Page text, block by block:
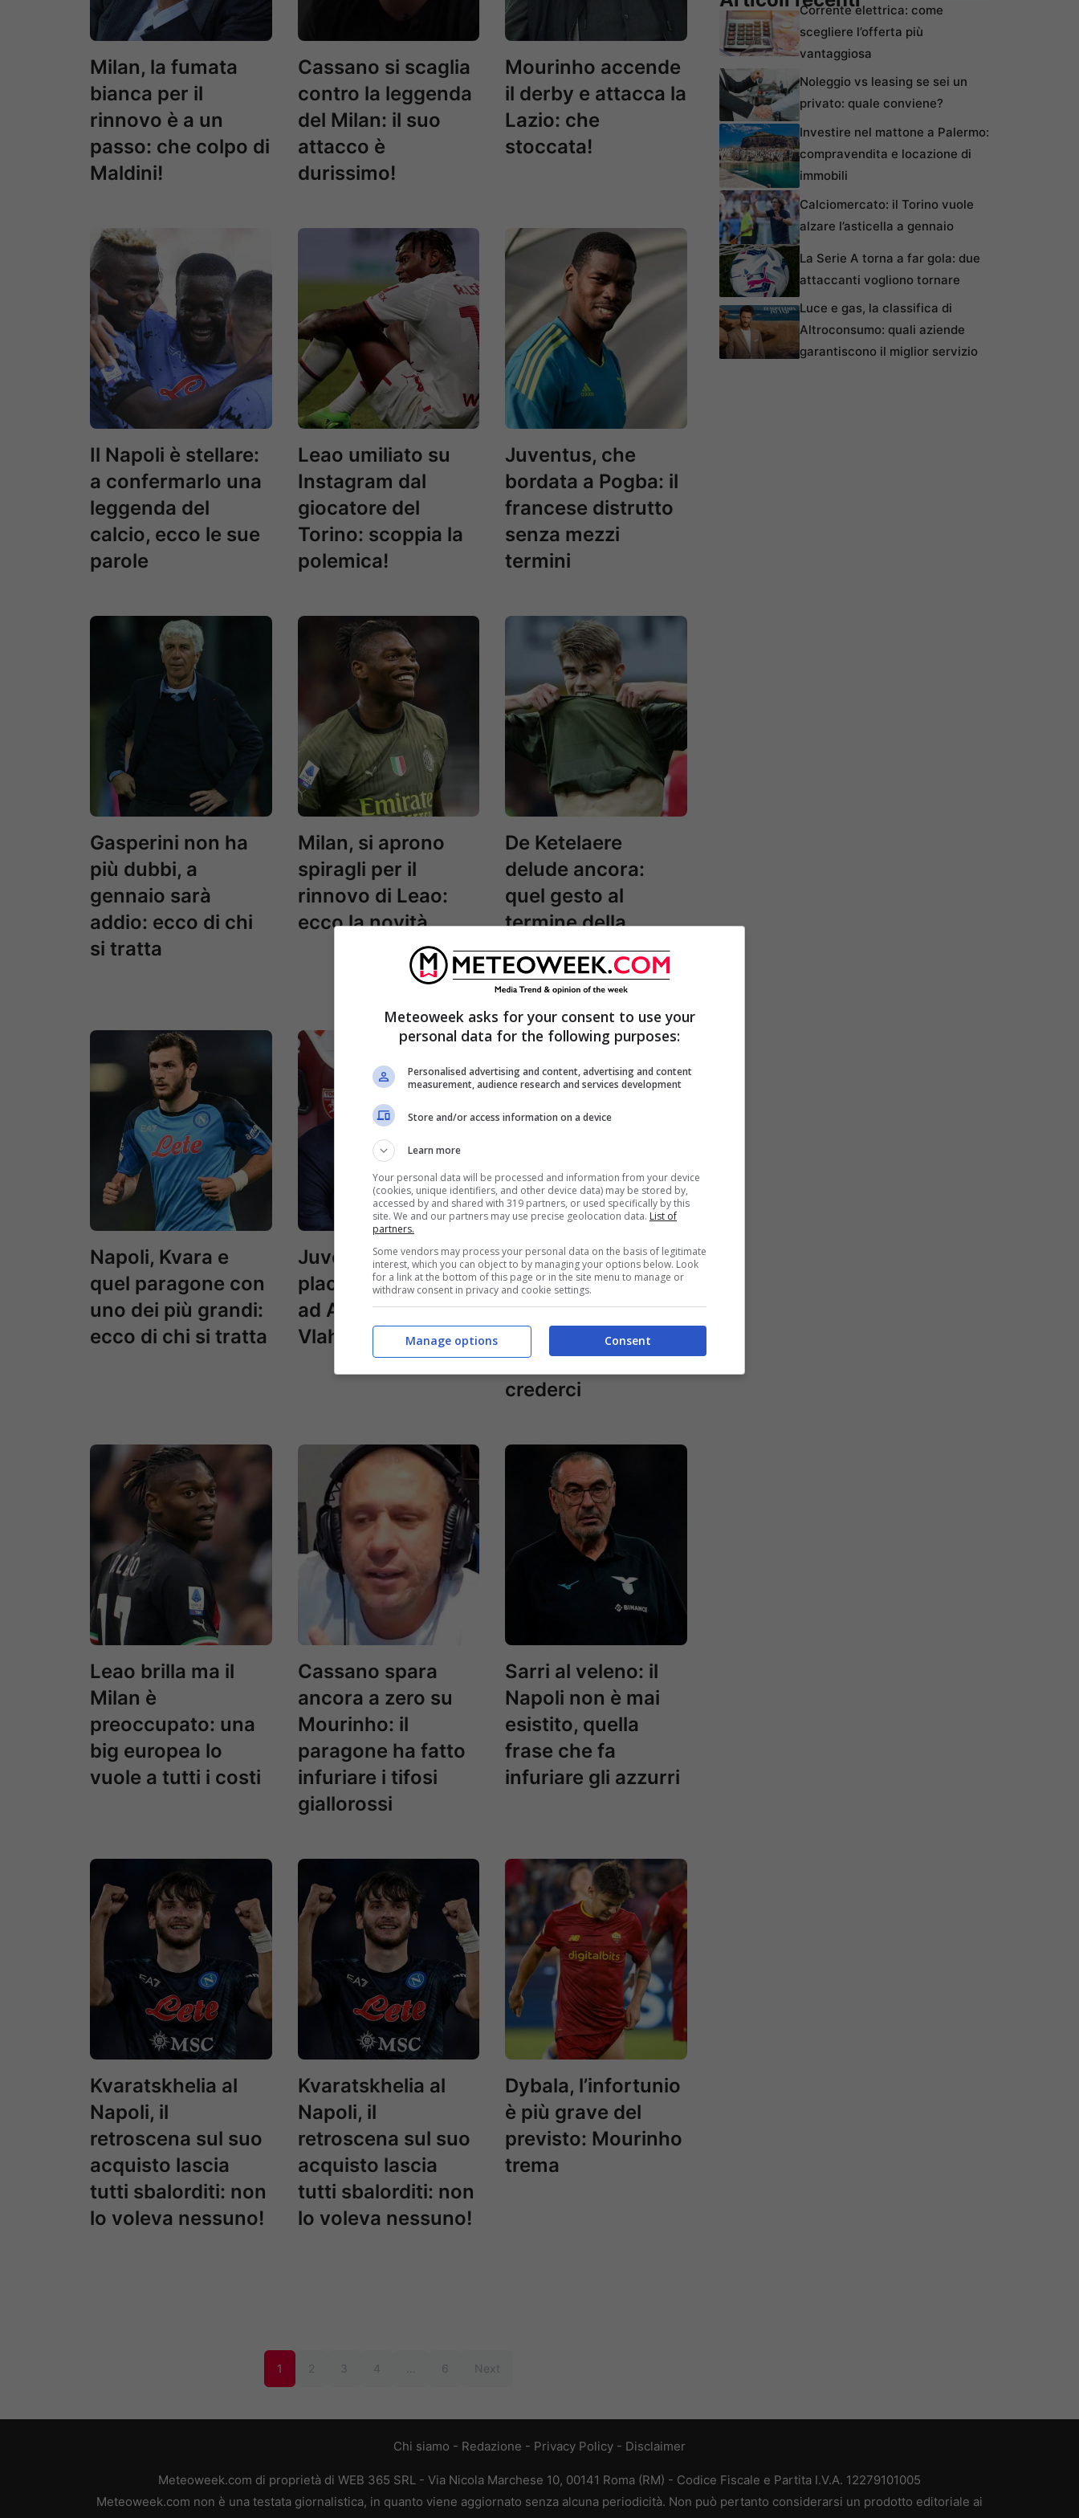
Milan, la fumata
bianca per il
rinnovo è a un
passo: che colpo di
Maldini!
Cassano si scaglia
contro la leggenda
del Milan: il suo
attacco è
durissimo!
Mourinho accende
il derby e attacca la
Lazio: che
stoccata!
Il Napoli è stellare:
a confermarlo una
leggenda del
calcio, ecco le sue
parole
Leao umiliato su
Instagram dal
giocatore del
Torino: scoppia la
polemica!
Juventus, che
bordata a Pogba: il
francese distrutto
senza mezzi
termini
Gasperini non ha
più dubbi, a
gennaio sarà
addio: ecco di chi
si tratta
Milan, si aprono
spiragli per il
rinnovo di Leao:
ecco la novità
De Ketelaere
delude ancora:
quel gesto al
termine della
partita ha fatto
infuriare i tifosi
Napoli, Kvara e
quel paragone con
uno dei più grandi:
ecco di chi si tratta
Juventus, non si
placano le critiche
ad Allegri: c’entra
Vlahovic
Allegri svela un
aneddoto
incredibile su
Vlahovic: i tifosi
non potevano
crederci
Leao brilla ma il
Milan è
preoccupato: una
big europea lo
vuole a tutti i costi
Cassano spara
ancora a zero su
Mourinho: il
paragone ha fatto
infuriare i tifosi
giallorossi
Sarri al veleno: il
Napoli non è mai
esistito, quella
frase che fa
infuriare gli azzurri
Kvaratskhelia al
Napoli, il
retroscena sul suo
acquisto lascia
tutti sbalorditi: non
lo voleva nessuno!
Kvaratskhelia al
Napoli, il
retroscena sul suo
acquisto lascia
tutti sbalorditi: non
lo voleva nessuno!
Dybala, l’infortunio
è più grave del
previsto: Mourinho
trema
1 2 3 4 6 Next
Corrente elettrica: come
scegliere l’offerta più
vantaggiosa
Noleggio vs leasing se sei un
privato: quale conviene?
Investire nel mattone a Palermo:
compravendita e locazione di
immobili
Calciomercato: il Torino vuole
alzare l’asticella a gennaio
La Serie A torna a far gola: due
attaccanti vogliono tornare
Luce e gas, la classifica di
Altroconsumo: quali aziende
garantiscono il miglior servizio
Chi siamo - Redazione - Privacy Policy - Disclaimer
Meteoweek.com di proprietà di WEB 365 SRL - Via Nicola Marchese 10, 00141 Roma (RM) - Codice Fiscale e Partita I.V.A. 12279101005
Meteoweek.com non è una testata giornalistica, in quanto viene aggiornato senza alcuna periodicità. Non può pertanto considerarsi un prodotto editoriale ai
Meteoweek asks for your consent to use your
personal data for the following purposes:
Personalised advertising and content, advertising and content
measurement, audience research and services development
Store and/or access information on a device
Learn more
Your personal data will be processed and information from your device
(cookies, unique identifiers, and other device data) may be stored by,
accessed by and shared with 319 partners, or used specifically by this
site. We and our partners may use precise geolocation data. List of
partners.
Some vendors may process your personal data on the basis of legitimate
interest, which you can object to by managing your options below. Look
for a link at the bottom of this page or in the site menu to manage or
withdraw consent in privacy and cookie settings.
Consent
Manage options